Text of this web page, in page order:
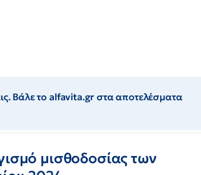
Βάλε το alfavita.gr στα αποτελέσματα
μισθοδοσίας των